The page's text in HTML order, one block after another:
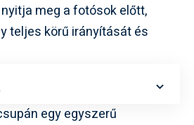
meg a fotósok előtt,
teljes körű irányítását és
egy egyszerű